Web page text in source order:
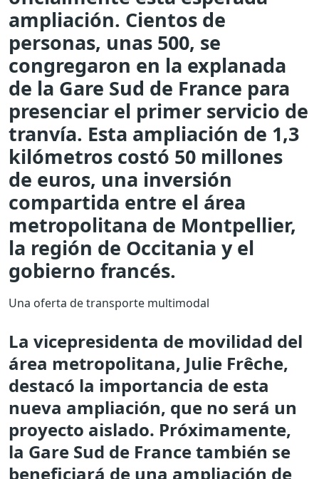
ampliación. Cientos de
personas, unas 500, se
congregaron en la explanada
de la Gare Sud de France para
presenciar el primer servicio de
tranvía. Esta ampliación de 1,3
kilómetros costó 50 millones
de euros, una inversión
compartida entre el área
metropolitana de Montpellier,
la región de Occitania y el
gobierno francés.
Una oferta de transporte multimodal
La vicepresidenta de movilidad del
área metropolitana, Julie Frêche,
destacó la importancia de esta
nueva ampliación, que no será un
proyecto aislado. Próximamente,
la Gare Sud de France también se
beneficiará de una ampliación de